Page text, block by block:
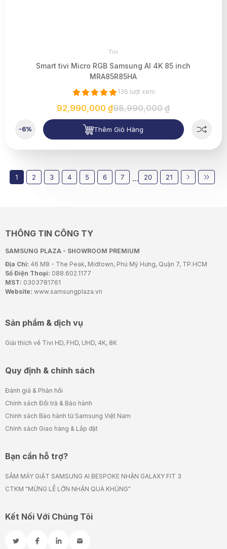
Tivi
Smart tivi Micro RGB Samsung AI 4K 85 inch
MRA85R85HA
136 lượt xem
92,990,000 ₫98,990,000 ₫
-6% Thêm Giỏ Hàng
1 2 3 4 5 6 7 ... 20 21
THÔNG TIN CÔNG TY
SAMSUNG PLAZA - SHOWROOM PREMIUM
Địa Chỉ: 46 M8 - The Peak, Midtown, Phú Mỹ Hưng, Quận 7, TP.HCM
Số Điện Thoại: 088.602.1177
MST: 0303781761
Website: www.samsungplaza.vn
Sản phẩm & dịch vụ
Giải thích về Tivi HD, FHD, UHD, 4K, 8K
Quy định & chính sách
Đánh giá & Phản hồi
Chính sách Đổi trả & Bảo hành
Chính sách Bảo hành từ Samsung Việt Nam
Chính sách Giao hàng & Lắp đặt
Bạn cần hỗ trợ?
SẮM MÁY GIẶT SAMSUNG AI BESPOKE NHẬN GALAXY FIT 3
CTKM "MỪNG LỄ LỚN NHẬN QUÀ KHỦNG"
Kết Nối Với Chúng Tôi